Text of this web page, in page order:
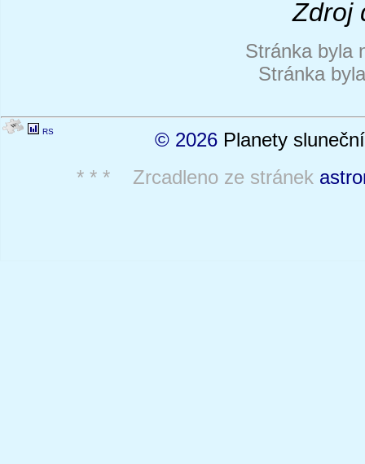
Zdroj
Stránka byla
Stránka
RS © 2026 Planety
* * * Zrcadleno ze stránek